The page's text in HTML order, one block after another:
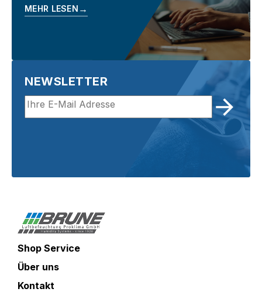
MEHR LESEN →
NEWSLETTER
Shop Service
Über uns
Kontakt